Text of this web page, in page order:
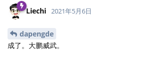
Liechi 2021年5月6日
dapengde
成了。大鹏威武。